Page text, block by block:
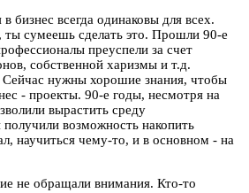
бизнес всегда одинаковы для всех.
ты сумеешь сделать это. Прошли 90-е
преуспели за счет
собственной харизмы и т.д.
Сейчас нужны хорошие знания, чтобы
- проекты. 90-е годы, несмотря на
вырастить среду
возможность накопить
научиться чему-то, и в основном - на
не обращали внимания. Кто-то